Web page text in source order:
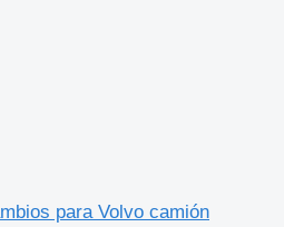
para Volvo camión